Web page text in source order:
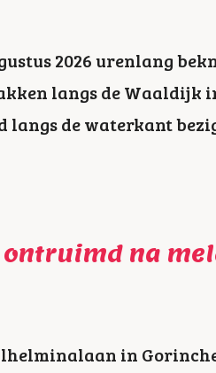
2026 urenlang
langs de Waaldijk
langs de waterkant
na
in